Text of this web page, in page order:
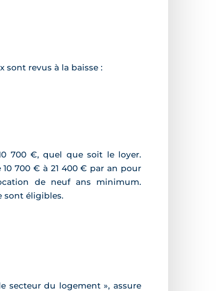
sont revus à la baisse :
700 €, quel que soit le loyer.
700 € à 21 400 € par an pour
de neuf ans minimum.
sont éligibles.
secteur du logement », assure